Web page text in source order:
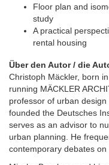
Floor plan and
study
A practical
rental housing
Über den Autor / die
Christoph Mäckler, born
running MÄCKLER
professor of urban
founded the Deutsches
serves as an advisor to
urban planning. He
contemporary debates on